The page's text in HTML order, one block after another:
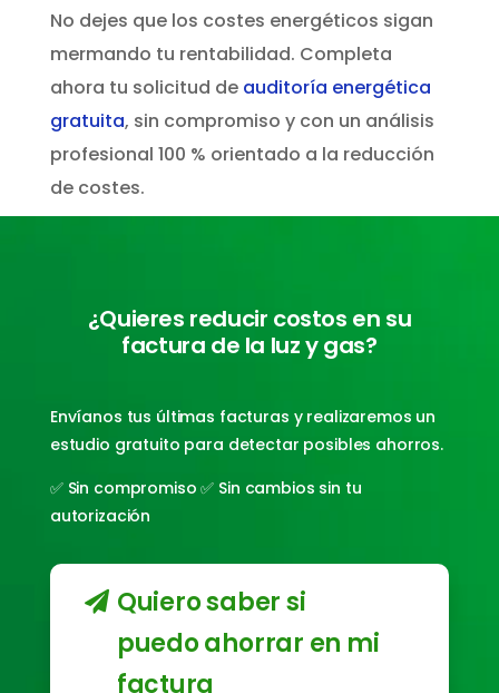
No dejes que los costes energéticos sigan
mermando tu rentabilidad. Completa
ahora tu solicitud de auditoría energética
gratuita, sin compromiso y con un análisis
profesional 100 % orientado a la reducción
de costes.
¿Quieres reducir costos en su
factura de la luz y gas?
Envíanos tus últimas facturas y realizaremos un
estudio gratuito para detectar posibles ahorros.
✅ Sin compromiso ✅ Sin cambios sin tu
autorización
Quiero saber si
puedo ahorrar en mi
factura